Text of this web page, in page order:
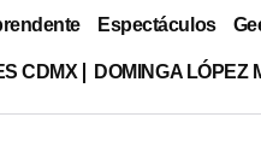
Espectáculos
CDMX DOMINGA LÓPEZ